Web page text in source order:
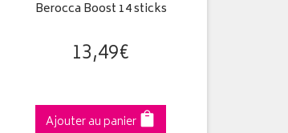
Berocca Boost 14 sticks
13,49€
Ajouter au panier